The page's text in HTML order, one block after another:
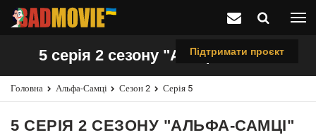
Підтримати проєкт
5 серія 2 сезону "Альфа-самці"
Головна Альфа-Самці Сезон 2 Серія 5
5 СЕРІЯ 2 СЕЗОНУ "АЛЬФА-САМЦІ"